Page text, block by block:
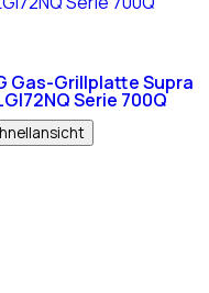
Gas-Grillplatte Supra
Serie 700Q